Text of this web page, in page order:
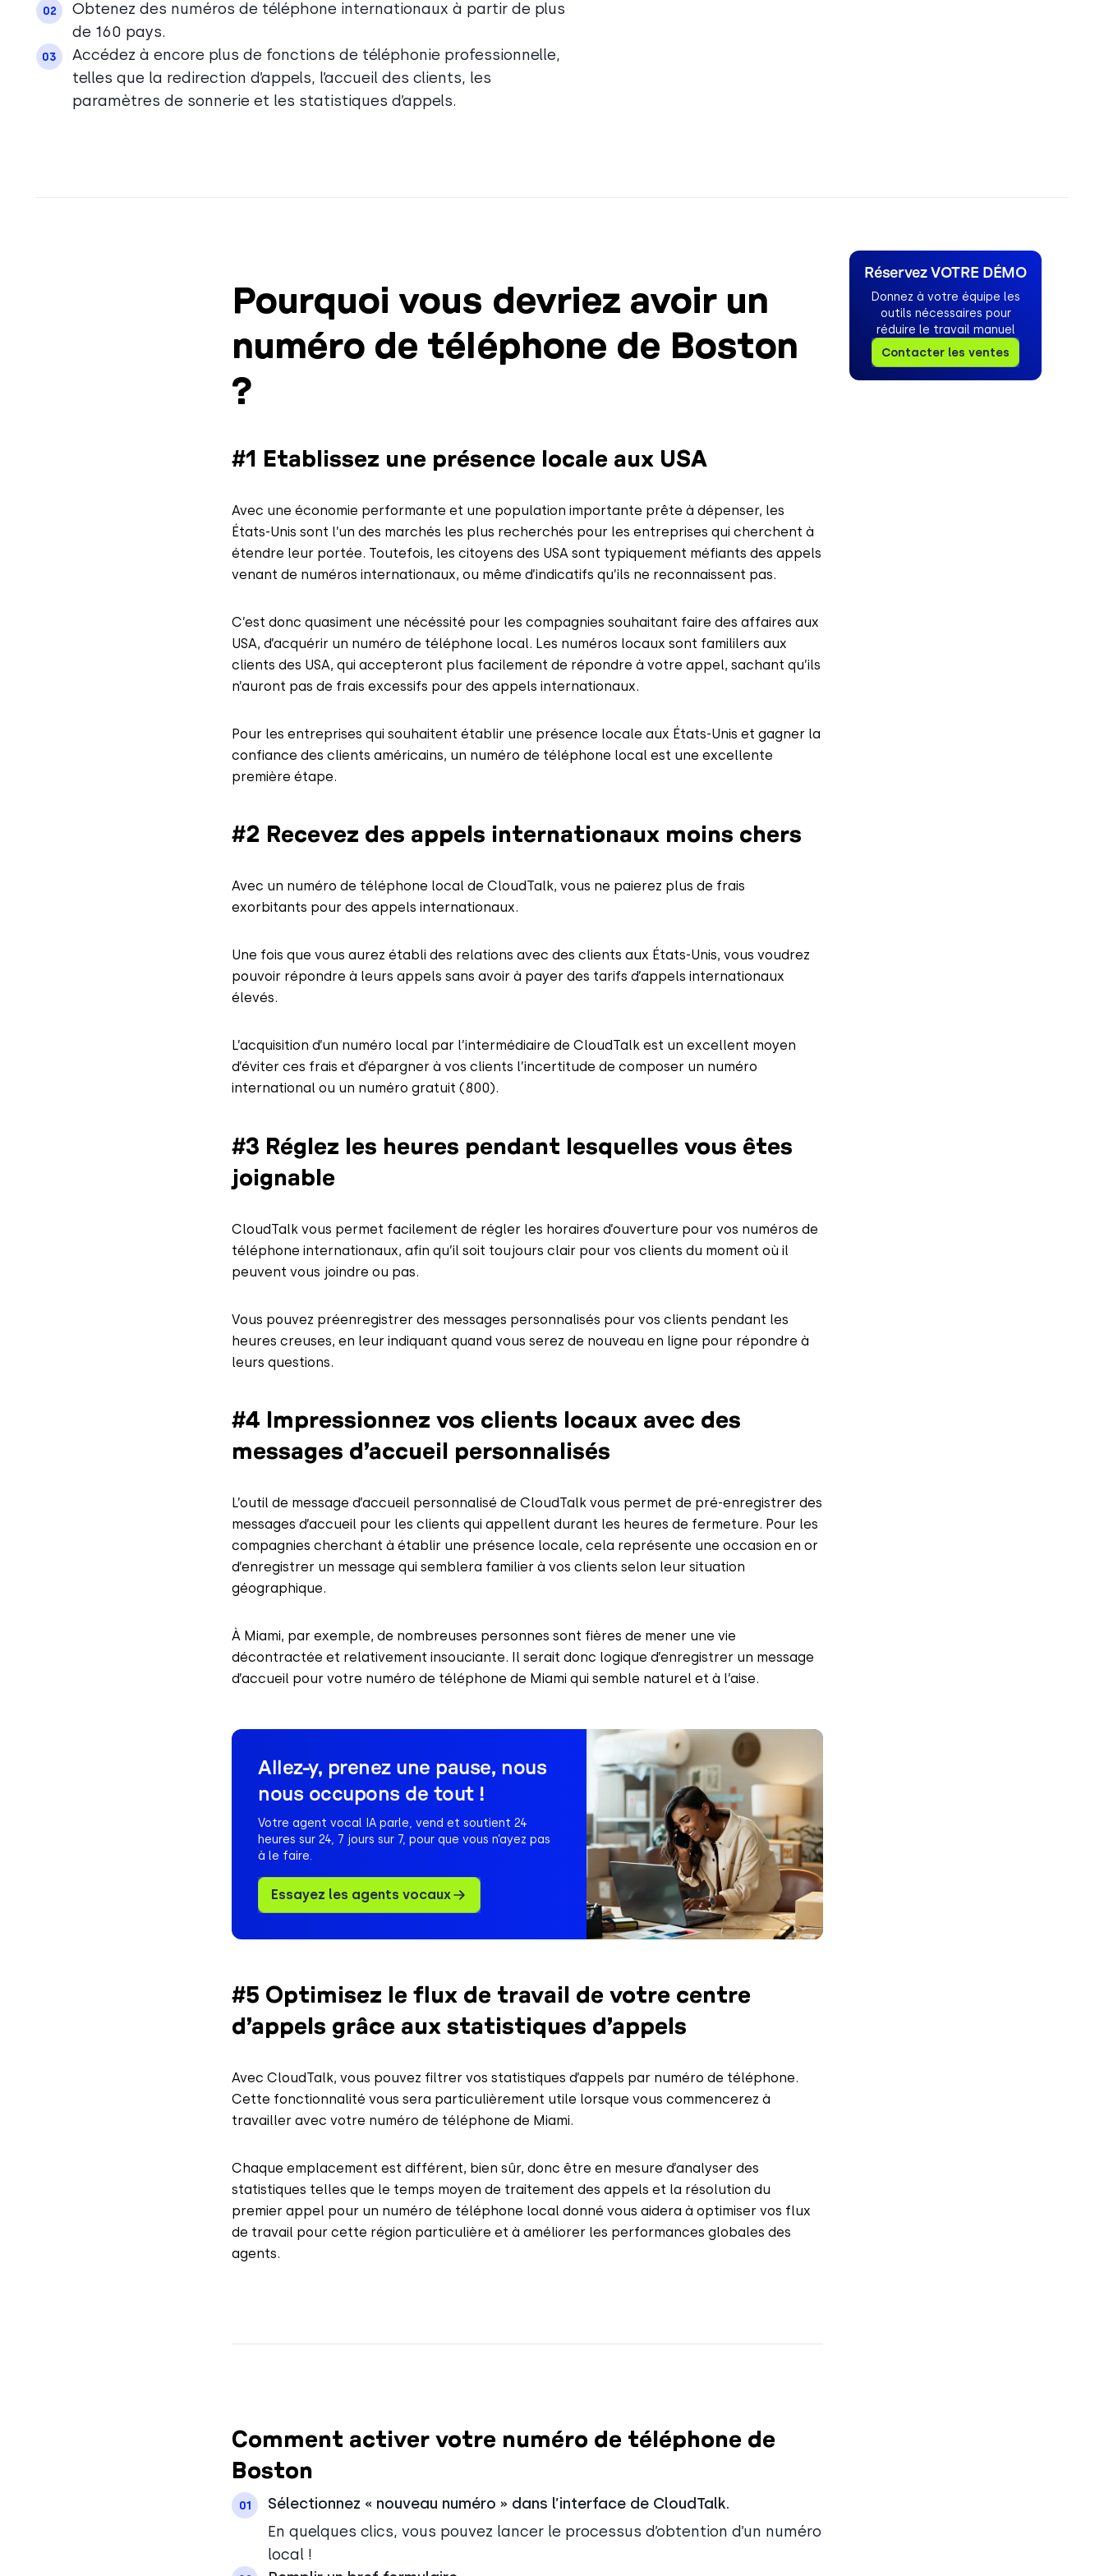
02
Obtenez des numéros de téléphone internationaux à partir de plus
de 160 pays.
03
Accédez à encore plus de fonctions de téléphonie professionnelle,
telles que la redirection d’appels, l’accueil des clients, les
paramètres de sonnerie et les statistiques d’appels.
Pourquoi vous devriez avoir un
numéro de téléphone de Boston
?
#1 Etablissez une présence locale aux USA
Avec une économie performante et une population importante prête à dépenser, les
États-Unis sont l’un des marchés les plus recherchés pour les entreprises qui cherchent à
étendre leur portée. Toutefois, les citoyens des USA sont typiquement méfiants des appels
venant de numéros internationaux, ou même d’indicatifs qu’ils ne reconnaissent pas.
C’est donc quasiment une nécéssité pour les compagnies souhaitant faire des affaires aux
USA, d’acquérir un numéro de téléphone local. Les numéros locaux sont famililers aux
clients des USA, qui accepteront plus facilement de répondre à votre appel, sachant qu’ils
n’auront pas de frais excessifs pour des appels internationaux.
Pour les entreprises qui souhaitent établir une présence locale aux États-Unis et gagner la
confiance des clients américains, un numéro de téléphone local est une excellente
première étape.
#2 Recevez des appels internationaux moins chers
Avec un numéro de téléphone local de CloudTalk, vous ne paierez plus de frais
exorbitants pour des appels internationaux.
Une fois que vous aurez établi des relations avec des clients aux États-Unis, vous voudrez
pouvoir répondre à leurs appels sans avoir à payer des tarifs d’appels internationaux
élevés.
L’acquisition d’un numéro local par l’intermédiaire de CloudTalk est un excellent moyen
d’éviter ces frais et d’épargner à vos clients l’incertitude de composer un numéro
international ou un numéro gratuit (800).
#3 Réglez les heures pendant lesquelles vous êtes
joignable
CloudTalk vous permet facilement de régler les horaires d’ouverture pour vos numéros de
téléphone internationaux, afin qu’il soit toujours clair pour vos clients du moment où il
peuvent vous joindre ou pas.
Vous pouvez préenregistrer des messages personnalisés pour vos clients pendant les
heures creuses, en leur indiquant quand vous serez de nouveau en ligne pour répondre à
leurs questions.
#4 Impressionnez vos clients locaux avec des
messages d’accueil personnalisés
L’outil de message d’accueil personnalisé de CloudTalk vous permet de pré-enregistrer des
messages d’accueil pour les clients qui appellent durant les heures de fermeture. Pour les
compagnies cherchant à établir une présence locale, cela représente une occasion en or
d’enregistrer un message qui semblera familier à vos clients selon leur situation
géographique.
À Miami, par exemple, de nombreuses personnes sont fières de mener une vie
décontractée et relativement insouciante. Il serait donc logique d’enregistrer un message
d’accueil pour votre numéro de téléphone de Miami qui semble naturel et à l’aise.
Allez-y, prenez une pause, nous
nous occupons de tout !
Votre agent vocal IA parle, vend et soutient 24
heures sur 24, 7 jours sur 7, pour que vous n’ayez pas
à le faire.
Essayez les agents vocaux
#5 Optimisez le flux de travail de votre centre
d’appels grâce aux statistiques d’appels
Avec CloudTalk, vous pouvez filtrer vos statistiques d’appels par numéro de téléphone.
Cette fonctionnalité vous sera particulièrement utile lorsque vous commencerez à
travailler avec votre numéro de téléphone de Miami.
Chaque emplacement est différent, bien sûr, donc être en mesure d’analyser des
statistiques telles que le temps moyen de traitement des appels et la résolution du
premier appel pour un numéro de téléphone local donné vous aidera à optimiser vos flux
de travail pour cette région particulière et à améliorer les performances globales des
agents.
Comment activer votre numéro de téléphone de
Boston
01
Sélectionnez « nouveau numéro » dans l’interface de CloudTalk.
En quelques clics, vous pouvez lancer le processus d’obtention d’un numéro
local !
Réservez VOTRE DÉMO
Donnez à votre équipe les
outils nécessaires pour
réduire le travail manuel
Contacter les ventes